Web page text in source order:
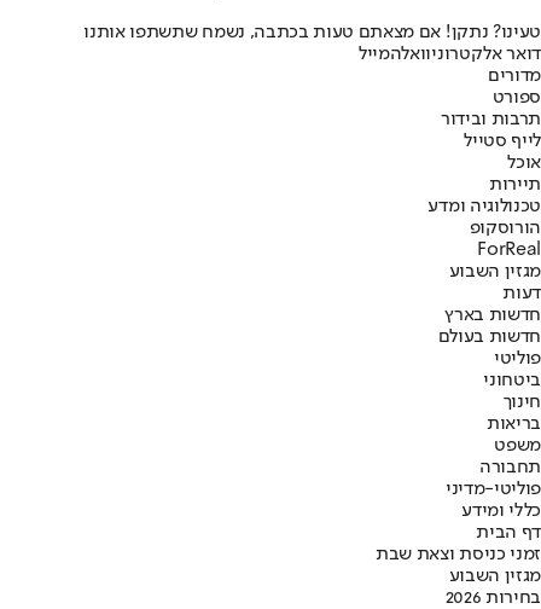
טעינו? נתקן! אם מצאתם טעות בכתבה, נשמח שתשתפו אותנו
דואר אלקטרוניוואלהמייל
מדורים
ספורט
תרבות ובידור
לייף סטייל
אוכל
תיירות
טכנולוגיה ומדע
הורוסקופ
ForReal
מגזין השבוע
דעות
חדשות בארץ
חדשות בעולם
פוליטי
ביטחוני
חינוך
בריאות
משפט
תחבורה
פוליטי-מדיני
כללי ומידע
דף הבית
זמני כניסת וצאת שבת
מגזין השבוע
בחירות 2026